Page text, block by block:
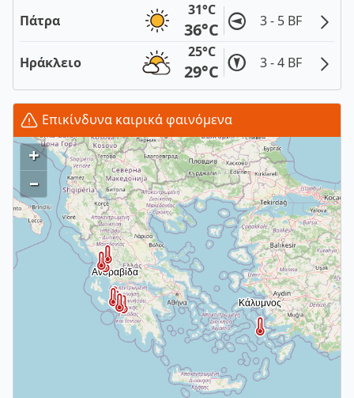
Πάτρα
31°C
36°C 3 - 5 BF
Ηράκλειο
25°C
29°C 3 - 4 BF
Επικίνδυνα καιρικά φαινόμενα
+
–